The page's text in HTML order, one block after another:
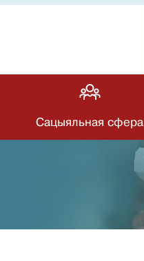
Сацыяльная сфера